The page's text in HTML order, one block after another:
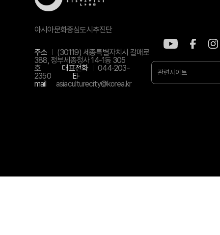
아시아문화중심도시추진단
주소
(30119) 세종특별자치시 갈매로
388, 정부세종청사 14-1동 305
호
대표전화
044-203-
2350
E-
mail
asiaculturecity@korea.kr
관련사이트